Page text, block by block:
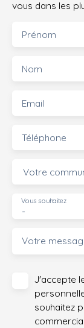
vous dans les
Prénom
Nom
Email
Téléphone
Votre
-
Vous souhaitez
Votre
J'accepte
souhaitez